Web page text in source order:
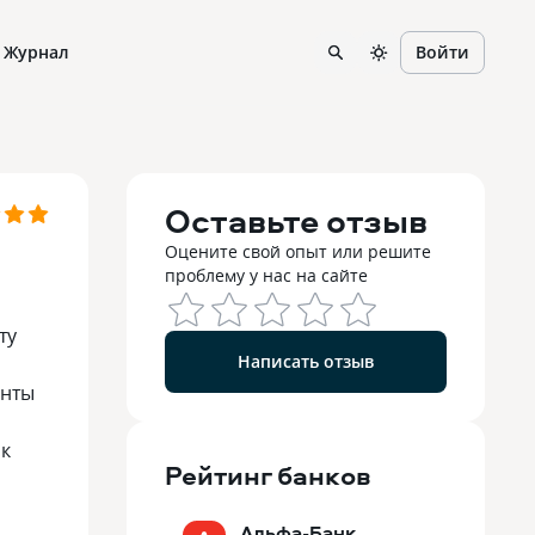
Журнал Войти
Оставьте отзыв
Оцените свой опыт или решите
проблему у нас на сайте
Написать отзыв
Рейтингбанков